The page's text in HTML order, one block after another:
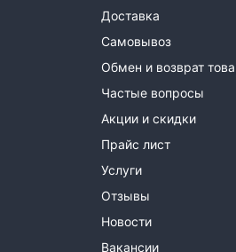
Доставка
Самовывоз
Обмен и возврат
Частые вопросы
Акции и скидки
Прайс лист
Услуги
Отзывы
Новости
Вакансии